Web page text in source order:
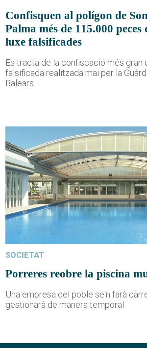
Confisquen al polígon de
Palma més de 115.000
luxe falsificades
Es tracta de la confiscació més gran
falsificada realitzada mai per la
Balears
SOCIETAT
Porreres reobre la piscina
Una empresa del poble se'n farà
gestionarà de manera temporal